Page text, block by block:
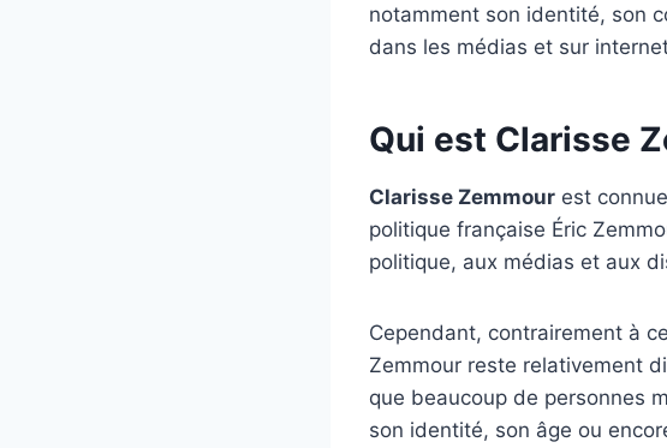
notamment son identité, son
dans les médias et sur
Qui est Clarisse
Clarisse Zemmour est
politique française Éric
politique, aux médias et aux
Cependant, contrairement à
Zemmour reste relativement
que beaucoup de personnes
son identité, son âge ou